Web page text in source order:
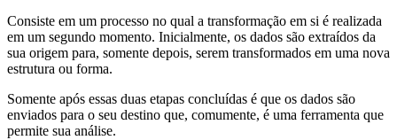
Consiste em um processo no qual a transformação em si é realizada
em um segundo momento. Inicialmente, os dados são extraídos da
sua origem para, somente depois, serem transformados em uma nova
estrutura ou forma.
Somente após essas duas etapas concluídas é que os dados são
enviados para o seu destino que, comumente, é uma ferramenta que
permite sua análise.